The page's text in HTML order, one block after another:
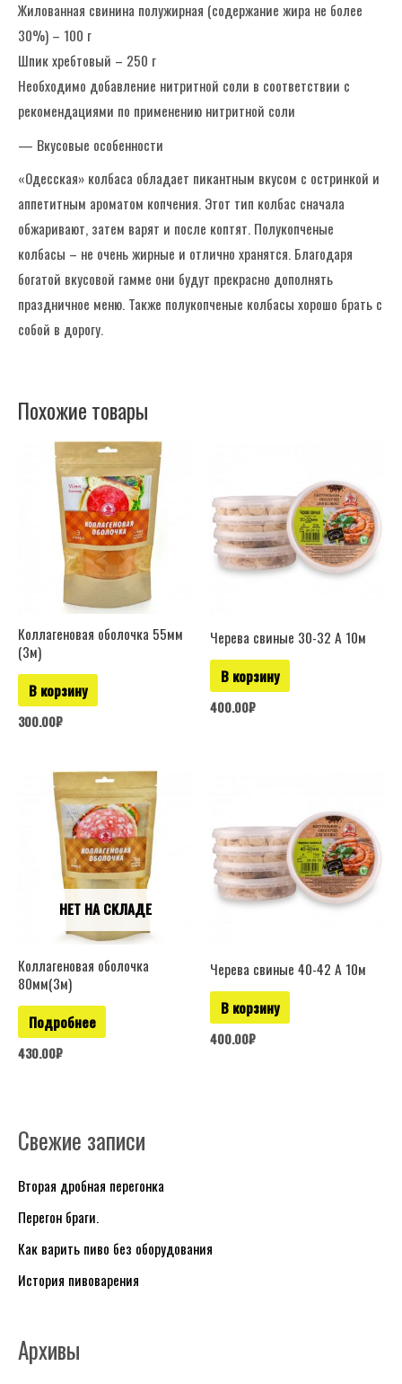
Свежие записи
Вторая дробная перегонка
Перегон браги.
Как варить пиво без оборудования
История пивоварения
Архивы
Р
б
р
и
к
Жилованная свинина полужирная (содержание жира не более
30%) – 100 г
Шпик хребтовый – 250 г
Необходимо добавление нитритной соли в соответствии с
рекомендациями по применению нитритной соли
— Вкусовые особенности
«Одесская» колбаса обладает пикантным вкусом с остринкой и
аппетитным ароматом копчения. Этот тип колбас сначала
обжаривают, затем варят и после коптят. Полукопченые
колбасы – не очень жирные и отлично хранятся. Благодаря
богатой вкусовой гамме они будут прекрасно дополнять
праздничное меню. Также полукопченые колбасы хорошо брать с
собой в дорогу.
Похожие товары
Коллагеновая оболочка 55мм
(3м)
В корзину
300.00₽
Черева свиные 30-32 А 10м
В корзину
400.00₽
НЕТ НА СКЛАДЕ
Коллагеновая оболочка
80мм(3м)
Подробнее
430.00₽
Черева свиные 40-42 А 10м
В корзину
400.00₽